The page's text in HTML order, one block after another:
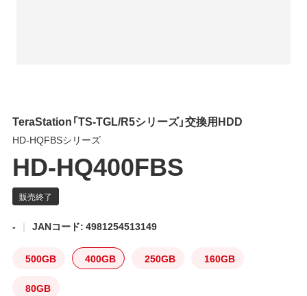
TeraStation「TS-TGL/R5シリーズ」交換用HDD
HD-HQFBSシリーズ
HD-HQ400FBS
- JANコード: 4981254513149
500GB 400GB 250GB 160GB
80GB